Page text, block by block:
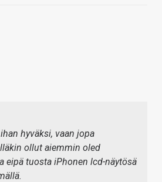
hyväksi, vaan jopa
ollut aiemmin oled
eipä tuosta iPhonen lcd-näytösä